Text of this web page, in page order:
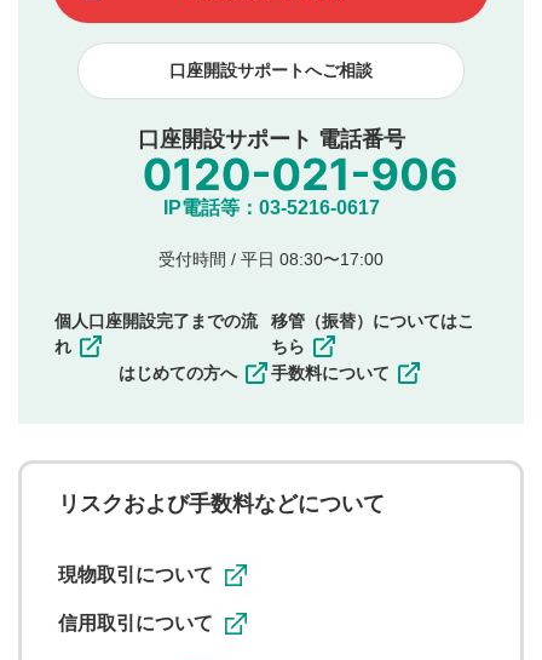
下記の項目に該当すると判断された投稿内容は、掲載を
見合わせる場合がございます。
本動画コンテンツとは無関係の内容の投稿
他者への誹謗中傷や差別的表現投稿
公序良俗に反する内容の投稿
氏名、住所、電話番号など個人を特定できる情報の
他のサイトへの誘導や営利目的、広告・宣伝を目
他者の権利（商標、著作権、その他の知的財産
その他当社が不適切と判断した投稿
一度投稿した評価およびコメントの変更・削除はできま
に関する著作者人格権を行使しないことに同意します。利
用者が投稿したコメントは、当社サービスの広告・宣伝、
ることがあります。
口座開設サポートへご相談
口座開設サポート 電話番号
IP電話等：03-5216-0617
受付時間 / 平日 08:30〜17:00
個人口座開設完了までの流
れ
はじめての方へ
移管（振替）についてはこ
ちら
手数料について
リスクおよび手数料などについて
現物取引について
信用取引について